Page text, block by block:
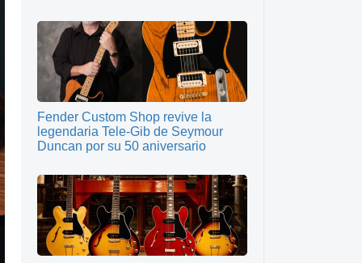
Fender Custom Shop revive la
legendaria Tele-Gib de Seymour
Duncan por su 50 aniversario